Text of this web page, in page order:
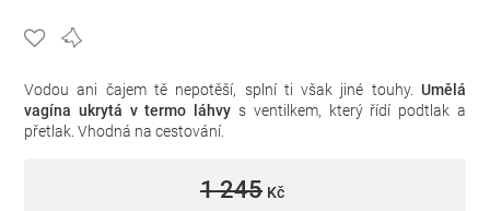
Vodou ani čajem tě nepotěší, splní ti však jiné touhy. Umělá
vagína ukrytá v termo láhvy s ventilkem, který řídí podtlak a
přetlak. Vhodná na cestování.
1 245 Kč